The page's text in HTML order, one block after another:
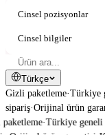
Cinsel pozisyonlar
Cinsel bilgiler
Türkçe
Gizli paketleme·Türkiye
sipariş·Orijinal ürün
·Türkiye geneli